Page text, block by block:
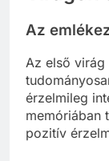
Az
Az első virág
érzelmileg
memóriában
pozitív